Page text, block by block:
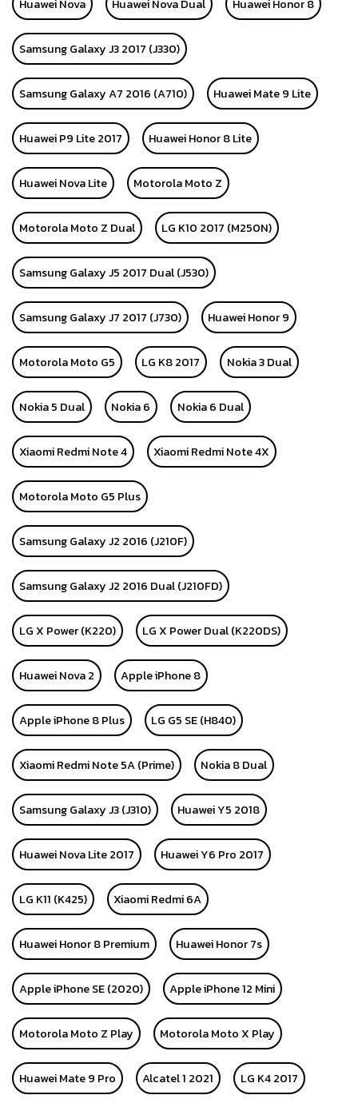
Huawei Nova Huawei Nova Dual Huawei Honor 8
Samsung Galaxy J3 2017 (J330)
Samsung Galaxy A7 2016 (A710) Huawei Mate 9 Lite
Huawei P9 Lite 2017 Huawei Honor 8 Lite
Huawei Nova Lite Motorola Moto Z
Motorola Moto Z Dual LG K10 2017 (M250N)
Samsung Galaxy J5 2017 Dual (J530)
Samsung Galaxy J7 2017 (J730) Huawei Honor 9
Motorola Moto G5 LG K8 2017 Nokia 3 Dual
Nokia 5 Dual Nokia 6 Nokia 6 Dual
Xiaomi Redmi Note 4 Xiaomi Redmi Note 4X
Motorola Moto G5 Plus
Samsung Galaxy J2 2016 (J210F)
Samsung Galaxy J2 2016 Dual (J210FD)
LG X Power (K220) LG X Power Dual (K220DS)
Huawei Nova 2 Apple iPhone 8
Apple iPhone 8 Plus LG G5 SE (H840)
Xiaomi Redmi Note 5A (Prime) Nokia 8 Dual
Samsung Galaxy J3 (J310) Huawei Y5 2018
Huawei Nova Lite 2017 Huawei Y6 Pro 2017
LG K11 (K425) Xiaomi Redmi 6A
Huawei Honor 8 Premium Huawei Honor 7s
Apple iPhone SE (2020) Apple iPhone 12 Mini
Motorola Moto Z Play Motorola Moto X Play
Huawei Mate 9 Pro Alcatel 1 2021 LG K4 2017